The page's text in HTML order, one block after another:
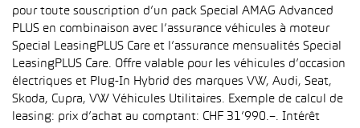
pour toute souscription d’un pack Special AMAG Advanced
PLUS en combinaison avec l’assurance véhicules à moteur
Special LeasingPLUS Care et l’assurance mensualités Special
LeasingPLUS Care. Offre valable pour les véhicules d’occasion
électriques et Plug-In Hybrid des marques VW, Audi, Seat,
Skoda, Cupra, VW Véhicules Utilitaires. Exemple de calcul de
leasing: prix d’achat au comptant: CHF 31’990.–. Intérêt